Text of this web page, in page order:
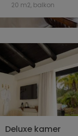
20 m2, balkon
Deluxe kamer